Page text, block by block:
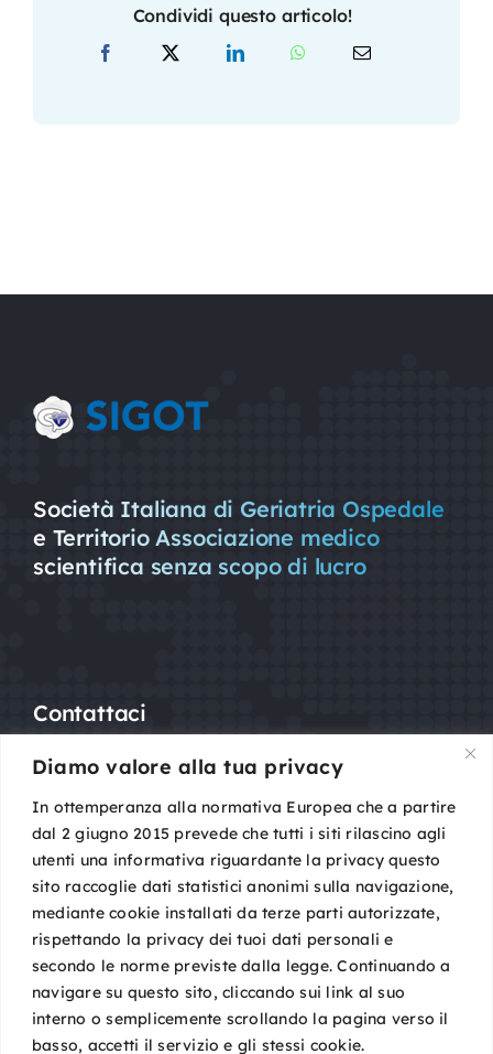
Diamo valore alla tua privacy
In ottemperanza alla normativa Europea che a partire
dal 2 giugno 2015 prevede che tutti i siti rilascino agli
utenti una informativa riguardante la privacy questo
sito raccoglie dati statistici anonimi sulla navigazione,
mediante cookie installati da terze parti autorizzate,
rispettando la privacy dei tuoi dati personali e
secondo le norme previste dalla legge. Continuando a
navigare su questo sito, cliccando sui link al suo
interno o semplicemente scrollando la pagina verso il
basso, accetti il servizio e gli stessi cookie.
Condividi questo articolo!
Società Italiana di Geriatria Ospedale
e Territorio Associazione medico
scientifica senza scopo di lucro
Contattaci
Mail:segreteria@sigot.org
PEC:sigot@pec.it
c/o Planning Congressi,
Via Guelfa, 9
40138 Bologna
Cod. Fisc. 96081590588
P. IVA 02149801009